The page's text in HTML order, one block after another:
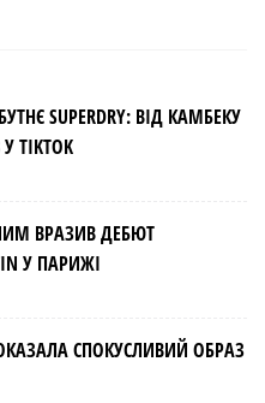
SUPERDRY: ВІД КАМБЕКУ
TIKTOK
ВРАЗИВ ДЕБЮТ
У ПАРИЖІ
СПОКУСЛИВИЙ ОБРАЗ